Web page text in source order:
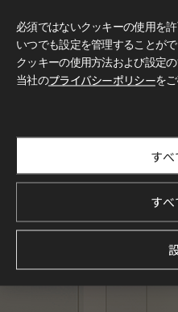
必須ではないクッキーの使用を
いつでも設定を管理することがで
クッキーの使用方法および設定
当社のプライバシーポリシーをご
す
す